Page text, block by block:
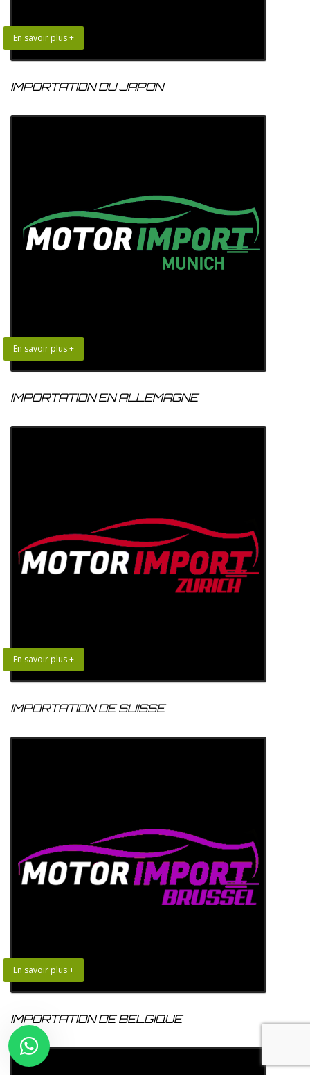
En savoir plus +
IMPORTATION DU JAPON
En savoir plus +
IMPORTATION EN ALLEMAGNE
En savoir plus +
IMPORTATION DE SUISSE
En savoir plus +
IMPORTATION DE BELGIQUE